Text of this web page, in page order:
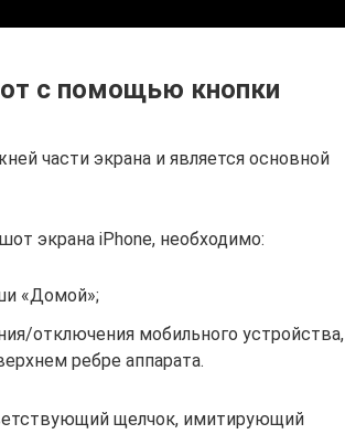
с помощью кнопки
части экрана и является основной
экрана iPhone, необходимо:
«Домой»;
отключения мобильного устройства,
ребре аппарата.
щелчок, имитирующий